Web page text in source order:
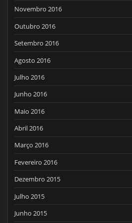
Novembro 2016
Outubro 2016
Setembro 2016
Agosto 2016
Julho 2016
Junho 2016
Maio 2016
Abril 2016
Março 2016
Fevereiro 2016
Dezembro 2015
Julho 2015
Junho 2015